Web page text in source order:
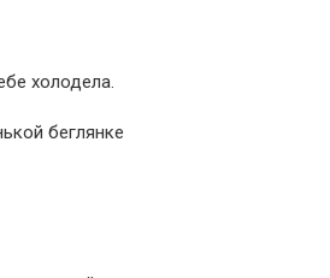
холодела.
беглянке